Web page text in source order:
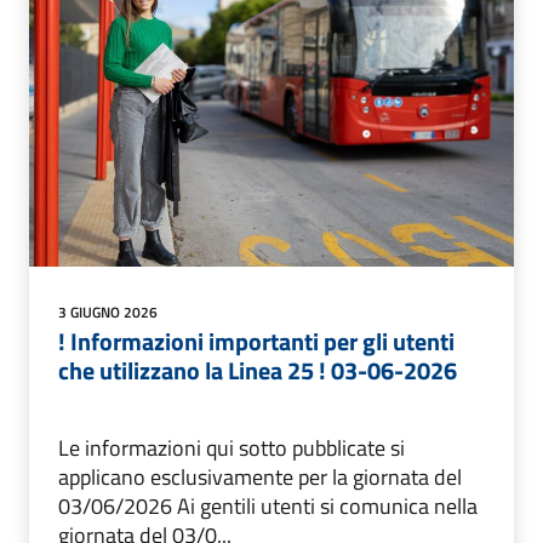
3 GIUGNO 2026
! Informazioni importanti per gli utenti
che utilizzano la Linea 25 ! 03-06-2026
Le informazioni qui sotto pubblicate si
applicano esclusivamente per la giornata del
03/06/2026 Ai gentili utenti si comunica nella
giornata del 03/0...